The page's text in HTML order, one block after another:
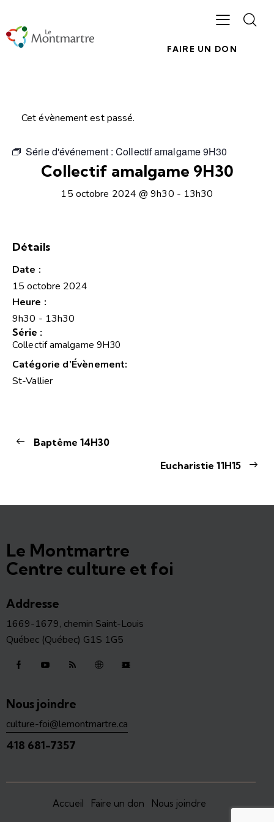
FAIRE UN DON
Cet évènement est passé.
Série d'événement :Collectif amalgame 9H30
Collectif amalgame 9H30
15 octobre 2024 @ 9h30 - 13h30
Détails
Date :
15 octobre 2024
Heure :
9h30 - 13h30
Série :
Collectif amalgame 9H30
Catégorie d’Évènement:
St-Vallier
Baptême 14H30
Eucharistie 11H15
Le Montmartre
Centre culture et foi
Addresse
1669-1679, chemin Saint-Louis
Québec (Québec) G1S 1G5
Nous joindre
culture-foi@lemontmartre.ca
418 681-7357
Accueil Faire un don Nous joindre